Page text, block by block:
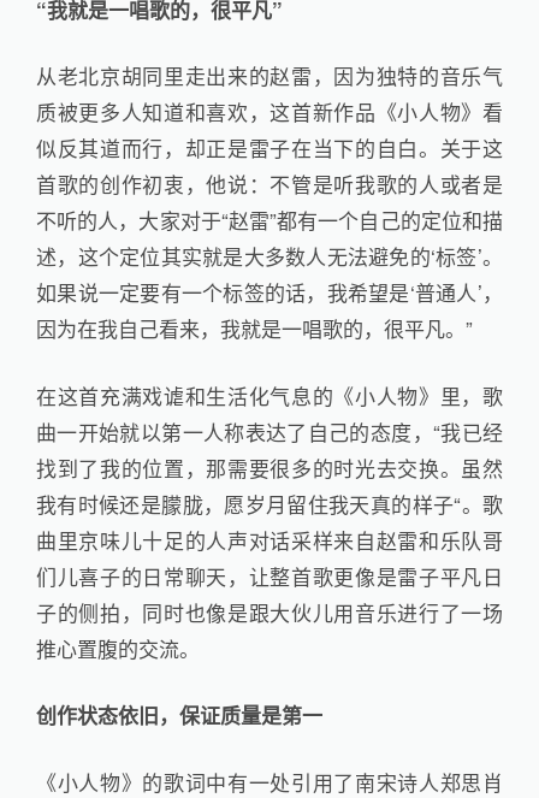
“我就是一唱歌的，很平凡”
从老北京胡同里走出来的赵雷，因为独特的音乐气
质被更多人知道和喜欢，这首新作品《小人物》看
似反其道而行，却正是雷子在当下的自白。关于这
首歌的创作初衷，他说：不管是听我歌的人或者是
不听的人，大家对于“赵雷”都有一个自己的定位和描
述，这个定位其实就是大多数人无法避免的‘标签’。
如果说一定要有一个标签的话，我希望是‘普通人’，
因为在我自己看来，我就是一唱歌的，很平凡。”
在这首充满戏谑和生活化气息的《小人物》里，歌
曲一开始就以第一人称表达了自己的态度，“我已经
找到了我的位置，那需要很多的时光去交换。虽然
我有时候还是朦胧，愿岁月留住我天真的样子“。歌
曲里京味儿十足的人声对话采样来自赵雷和乐队哥
们儿喜子的日常聊天，让整首歌更像是雷子平凡日
子的侧拍，同时也像是跟大伙儿用音乐进行了一场
推心置腹的交流。
创作状态依旧，保证质量是第一
《小人物》的歌词中有一处引用了南宋诗人郑思肖